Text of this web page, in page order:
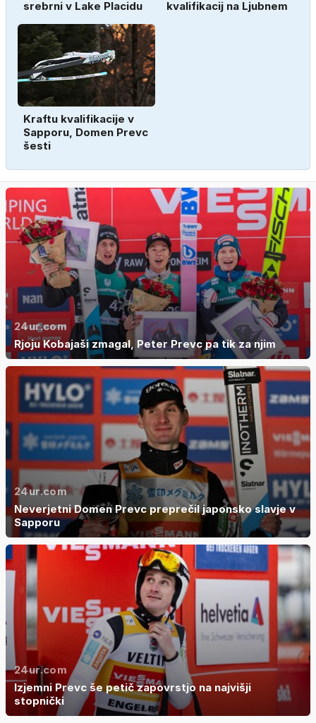
srebrni v Lake Placidu kvalifikacij na Ljubnem
Kraftu kvalifikacije v
Sapporu, Domen Prevc
šesti
24ur.com
Rjoju Kobajaši zmagal, Peter Prevc pa tik za njim
24ur.com
Neverjetni Domen Prevc preprečil japonsko slavje v
Sapporu
24ur.com
Izjemni Prevc še petič zapovrstjo na najvišji
stopnički